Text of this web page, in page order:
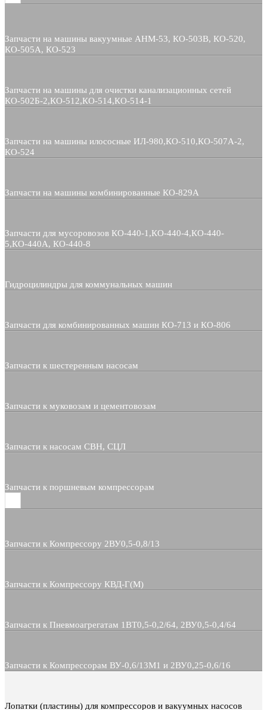
Запчасти на машины вакуумные АНМ-53, КО-503В, КО-520,
КО-505А, КО-523
Запчасти на машины для очистки канализационных сетей
КО-502Б-2,КО-512,КО-514,КО-514-1
Запчасти на машины илососные ИЛ-980,КО-510,КО-507А-2,
КО-524
Запчасти на машины комбинированные КО-829А
Запчасти для мусоровозов КО-440-1,КО-440-4,КО-440-
5,КО-440А, КО-440-8
Гидроцилиндры для коммунальных машин
Запчасти для комбинированных машин КО-713 и КО-806
Запчасти к шестеренным насосам
Запчасти к муковозам и цементовозам
Запчасти к насосам СВН, СЦЛ
Запчасти к поршневым компрессорам
Запчасти к Компрессору 2ВУ0,5-0,8/13
Запчасти к Компрессору КВД-Г(М)
Запчасти к Пневмоагрегатам 1ВТ0,5-0,2/64, 2ВУ0,5-0,4/64
Запчасти к Компрессорам ВУ-0,6/13М1 и 2ВУ0,25-0,6/16
Лопатки (пластины) для компрессоров и вакуумных насосов